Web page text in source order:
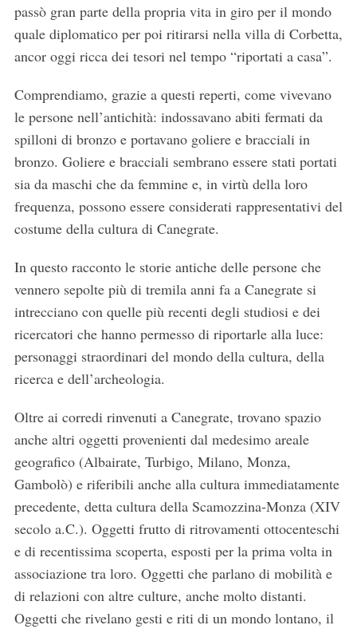
passò gran parte della propria vita in giro per il mondo
quale diplomatico per poi ritirarsi nella villa di Corbetta,
ancor oggi ricca dei tesori nel tempo “riportati a casa”.
Comprendiamo, grazie a questi reperti, come vivevano
le persone nell’antichità: indossavano abiti fermati da
spilloni di bronzo e portavano goliere e bracciali in
bronzo. Goliere e bracciali sembrano essere stati portati
sia da maschi che da femmine e, in virtù della loro
frequenza, possono essere considerati rappresentativi del
costume della cultura di Canegrate.
In questo racconto le storie antiche delle persone che
vennero sepolte più di tremila anni fa a Canegrate si
intrecciano con quelle più recenti degli studiosi e dei
ricercatori che hanno permesso di riportarle alla luce:
personaggi straordinari del mondo della cultura, della
ricerca e dell’archeologia.
Oltre ai corredi rinvenuti a Canegrate, trovano spazio
anche altri oggetti provenienti dal medesimo areale
geografico (Albairate, Turbigo, Milano, Monza,
Gambolò) e riferibili anche alla cultura immediatamente
precedente, detta cultura della Scamozzina-Monza (XIV
secolo a.C.). Oggetti frutto di ritrovamenti ottocenteschi
e di recentissima scoperta, esposti per la prima volta in
associazione tra loro. Oggetti che parlano di mobilità e
di relazioni con altre culture, anche molto distanti.
Oggetti che rivelano gesti e riti di un mondo lontano, il